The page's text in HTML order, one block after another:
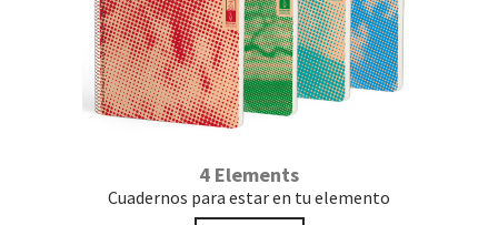
4 Elements
Cuadernos para estar en tu elemento